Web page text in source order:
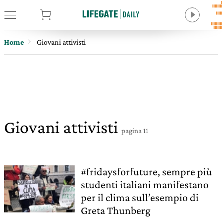
Home Giovani attivisti
Giovani attivisti pagina 11
#fridaysforfuture, sempre più
studenti italiani manifestano
per il clima sull’esempio di
Greta Thunberg